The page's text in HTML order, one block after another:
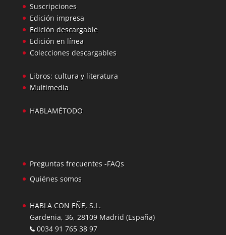
Suscripciones
Edición impresa
Edición descargable
Edición en línea
Colecciones descargables
Libros: cultura y literatura
Multimedia
HABLAMÉTODO
Preguntas frecuentes -FAQs
Quiénes somos
HABLA CON EÑE, S.L.
Gardenia, 36, 28109 Madrid (España)
0034 91 765 38 97